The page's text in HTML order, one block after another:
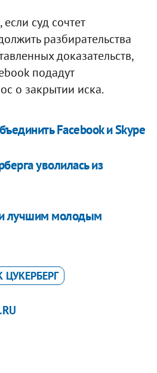
суд сочтет
разбирательства
доказательств,
подадут
о закрытии иска.
Facebook и Skype
уволилась из
лучшим молодым
ЦУКЕРБЕРГ